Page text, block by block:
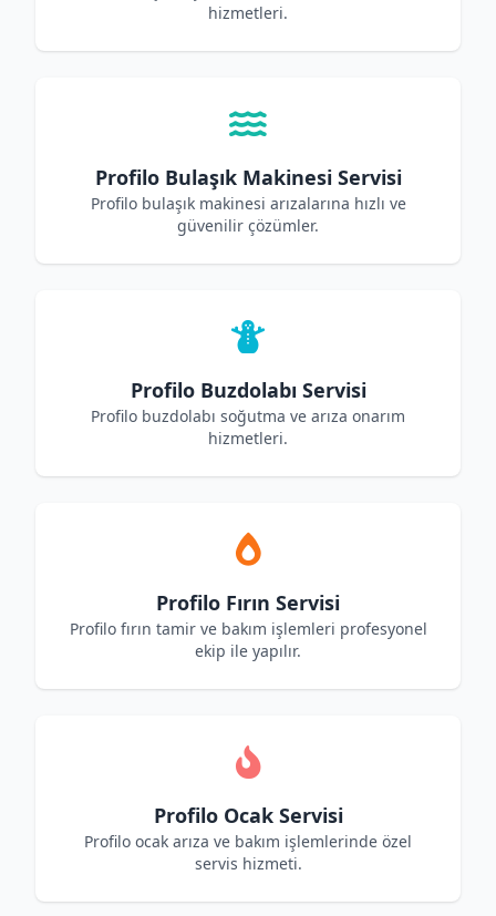
hizmetleri.
Profilo Bulaşık Makinesi Servisi
Profilo bulaşık makinesi arızalarına hızlı ve
güvenilir çözümler.
Profilo Buzdolabı Servisi
Profilo buzdolabı soğutma ve arıza onarım
hizmetleri.
Profilo Fırın Servisi
Profilo fırın tamir ve bakım işlemleri profesyonel
ekip ile yapılır.
Profilo Ocak Servisi
Profilo ocak arıza ve bakım işlemlerinde özel
servis hizmeti.